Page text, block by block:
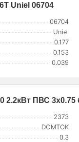
Uniel 06704
06704
Uniel
0.177
0.153
0.039
2.2кВт ПВС 3х0.75
2373
DOMTOK
0.3